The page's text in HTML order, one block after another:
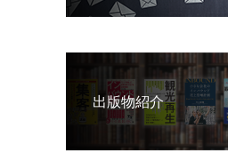
出版物紹介